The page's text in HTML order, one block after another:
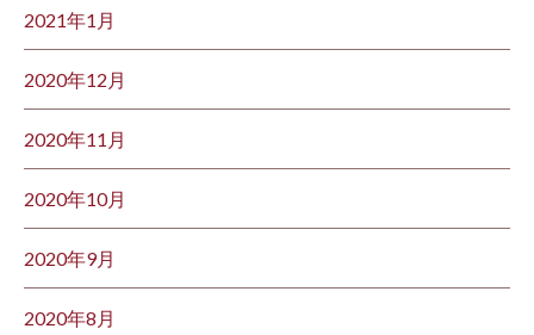
2021年1月
2020年12月
2020年11月
2020年10月
2020年9月
2020年8月